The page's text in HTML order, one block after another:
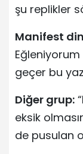
şu replikler
Manifest
Eğleniyorum
geçer bu
Diğer grup:
eksik
de pusulan